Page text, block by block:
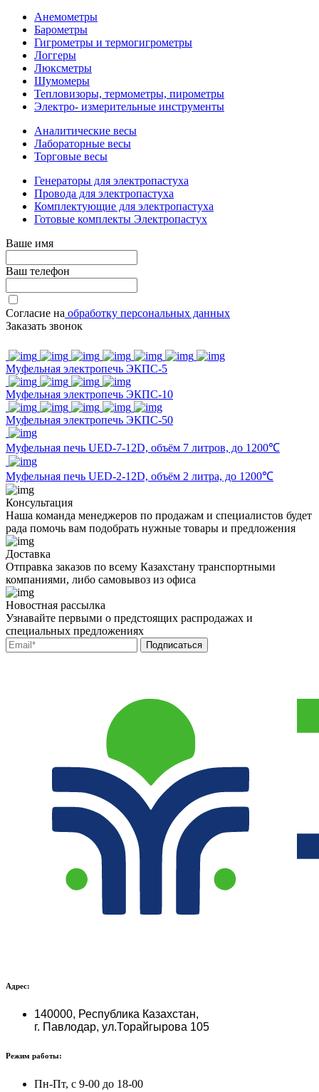
Анемометры
Барометры
Гигрометры и термогигрометры
Логгеры
Люксметры
Шумомеры
Тепловизоры, термометры, пирометры
Электро- измерительные инструменты
Аналитические весы
Лабораторные весы
Торговые весы
Генераторы для электропастуха
Провода для электропастуха
Комплектующие для электропастуха
Готовые комплекты Электропастух
Ваше имя
Ваш телефон
Согласие на обработку персональных данных
Заказать звонок
Муфельная электропечь ЭКПС-5
Муфельная электропечь ЭКПС-10
Муфельная электропечь ЭКПС-50
Муфельная печь UED-7-12D, объём 7 литров, до 1200℃
Муфельная печь UED-2-12D, объём 2 литра, до 1200℃
Консультация
Наша команда менеджеров по продажам и специалистов будет
рада помочь вам подобрать нужные товары и предложения
Доставка
Отправка заказов по всему Казахстану транспортными
компаниями, либо самовывоз из офиса
Новостная рассылка
Узнавайте первыми о предстоящих распродажах и
специальных предложениях
Адрес:
140000, Республика Казахстан,
г. Павлодар, ул.Торайгырова 105
Режим работы:
Пн-Пт, с 9-00 до 18-00